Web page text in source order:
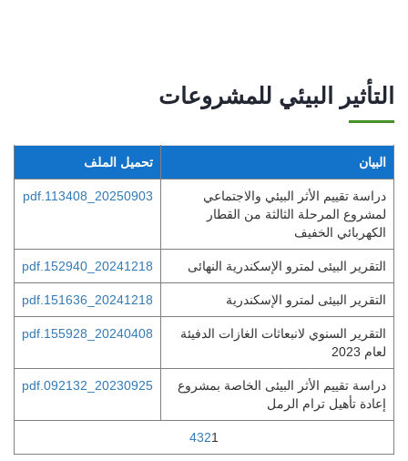
التأثير البيئي للمشروعات
البيان تحميل الملف
دراسة تقييم الأثر البيئي والاجتماعي
لمشروع المرحلة الثالثة من القطار
الكهربائي الخفيف
20250903_113408.pdf
التقرير البيئى لمترو الإسكندرية النهائى 20241218_152940.pdf
التقرير البيئى لمترو الإسكندرية 20241218_151636.pdf
التقرير السنوي لانبعاثات الغازات الدفيئة
لعام 2023
20240408_155928.pdf
دراسة تقييم الأثر البيئى الخاصة بمشروع
إعادة تأهيل ترام الرمل
20230925_092132.pdf
3
4